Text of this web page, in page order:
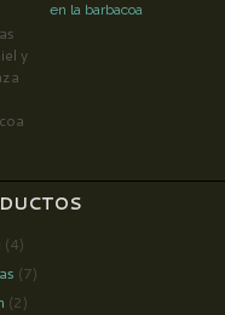
en la barbacoa
(4)
(7)
(2)